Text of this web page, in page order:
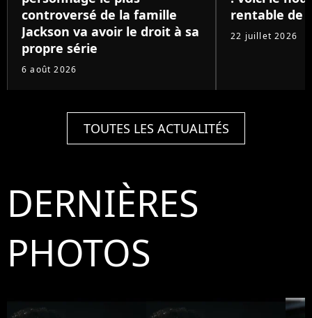
controversé de la famille
Jackson va avoir le droit à sa
propre série
6 août 2026
rentable de
22 juillet 2026
TOUTES LES ACTUALITÉS
DERNIÈRES
PHOTOS